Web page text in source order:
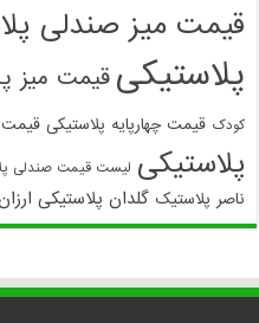
قیمت میز صندلی
پلاستیکی قیمت میز
کودک قیمت چهارپایه پلاستیکی قیمت
پلاستیکی لیست قیمت صندلی
ناصر پلاستیک گلدان پلاستیکی